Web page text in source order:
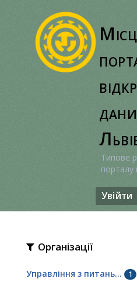
Типове
порталу
Увійти
Організації
Управління з питань... 1